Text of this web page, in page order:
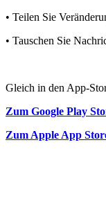
• Teilen Sie
• Tauschen Sie
Gleich in den App-
Zum Google Play
Zum Apple App